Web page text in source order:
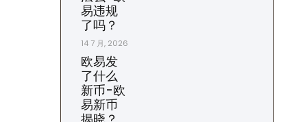
易违规
了吗？
14 7 月, 2026
欧易发
了什么
新币-欧
易新币